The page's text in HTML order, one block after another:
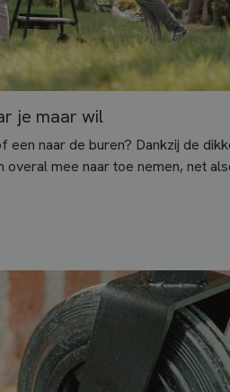
je maar wil
een naar de buren? Dankzij de
overal mee naar toe nemen, net